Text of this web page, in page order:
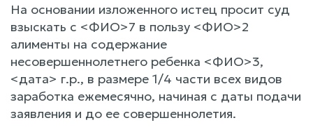
На основании изложенного истец просит суд
взыскать с <ФИО>7 в пользу <ФИО>2
алименты на содержание
несовершеннолетнего ребенка <ФИО>3,
<дата> г.р., в размере 1/4 части всех видов
заработка ежемесячно, начиная с даты подачи
заявления и до ее совершеннолетия.